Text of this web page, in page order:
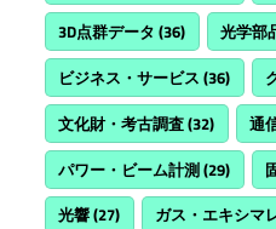
3D点群データ (36) 光学部
ビジネス・サービス (36)
文化財・考古調査(32) 通
パワー・ビーム計測(29)
光響(27) ガス・エキシマ